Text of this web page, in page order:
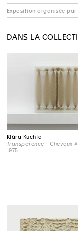
Exposition organisée par
DANS LA
Klára Kuchta
Transparence - Cheveux
1975